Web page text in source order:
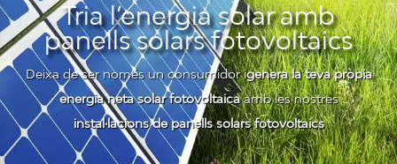
Tria l’energia solar amb
panells solars fotovoltaics
Deixa de ser només un consumidor igenera la teva pròpia
energia neta solar fotovoltaicaamb les nostres
instal·lacions de panells solars fotovoltaics